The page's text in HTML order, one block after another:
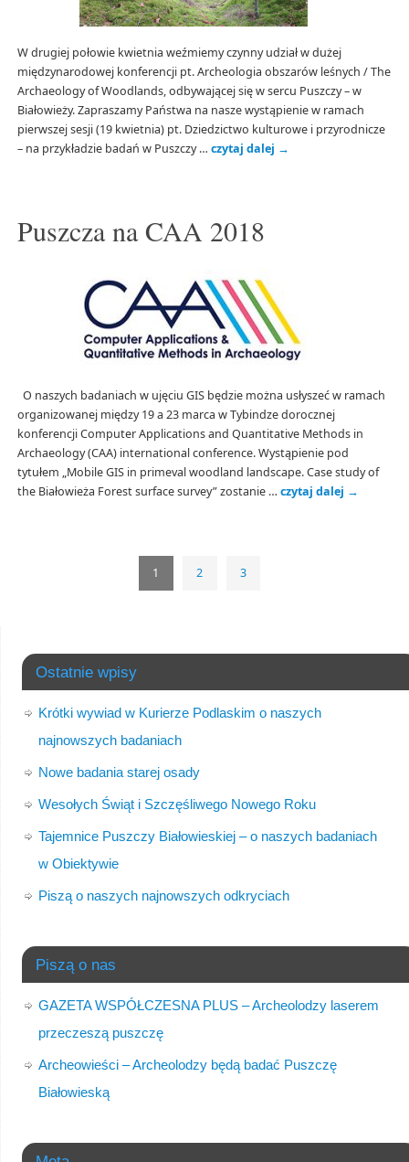
W drugiej połowie kwietnia weźmiemy czynny udział w dużej
międzynarodowej konferencji pt. Archeologia obszarów leśnych / The
Archaeology of Woodlands, odbywającej się w sercu Puszczy – w
Białowieży. Zapraszamy Państwa na nasze wystąpienie w ramach
pierwszej sesji (19 kwietnia) pt. Dziedzictwo kulturowe i przyrodnicze
– na przykładzie badań w Puszczy … czytaj dalej →
Puszcza na CAA 2018
O naszych badaniach w ujęciu GIS będzie można usłyszeć w ramach
organizowanej między 19 a 23 marca w Tybindze dorocznej
konferencji Computer Applications and Quantitative Methods in
Archaeology (CAA) international conference. Wystąpienie pod
tytułem „Mobile GIS in primeval woodland landscape. Case study of
the Białowieża Forest surface survey” zostanie … czytaj dalej →
1 2 3
Ostatnie wpisy
Krótki wywiad w Kurierze Podlaskim o naszych
najnowszych badaniach
Nowe badania starej osady
Wesołych Świąt i Szczęśliwego Nowego Roku
Tajemnice Puszczy Białowieskiej – o naszych badaniach
w Obiektywie
Piszą o naszych najnowszych odkryciach
Piszą o nas
GAZETA WSPÓŁCZESNA PLUS – Archeolodzy laserem
przeczeszą puszczę
Archeowieści – Archeolodzy będą badać Puszczę
Białowieską